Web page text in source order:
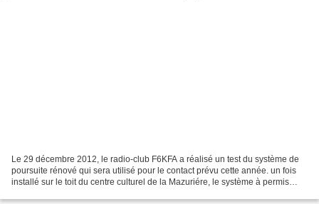
Le 29 décembre 2012, le radio-club F6KFA a réalisé un test du système de
poursuite rénové qui sera utilisé pour le contact prévu cette année. un fois
installé sur le toit du centre culturel de la Mazuriére, le système à permis